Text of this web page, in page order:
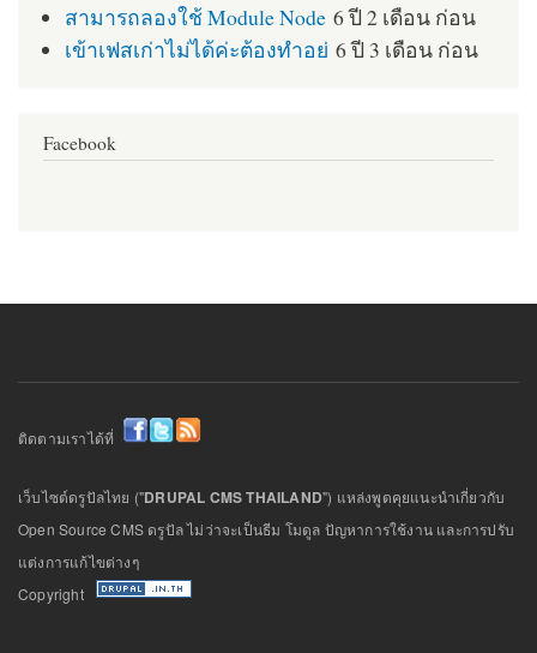
สามารถลองใช้ Module Node 6 ปี 2 เดือน ก่อน
เข้าเฟสเก่าไม่ได้ค่ะต้องทำอย่ 6 ปี 3 เดือน ก่อน
Facebook
ติดตามเราได้ที่
เว็บไซต์ดรูปัลไทย ("DRUPAL CMS THAILAND") แหล่งพูดคุยแนะนำเกี่ยวกับ
Open Source CMS ดรูปัล ไม่ว่าจะเป็นธีม โมดูล ปัญหาการใช้งาน และการปรับ
แต่งการแก้ไขต่างๆ
Copyright